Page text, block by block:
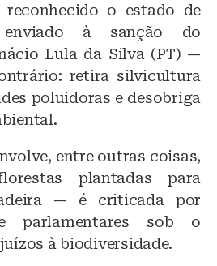
o estado de
enviado à sanção do
Lula da Silva (PT) —
retira silvicultura
poluidoras e desobriga
entre outras coisas,
plantadas para
— é criticada por
parlamentares sob o
à biodiversidade.